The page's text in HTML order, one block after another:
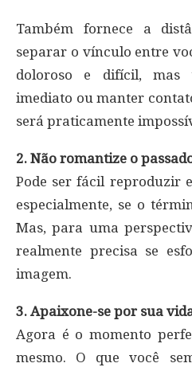
Também fornece a
separar o vínculo entre
doloroso e difícil, mas
imediato ou manter
será praticamente
2. Não romantize o
Pode ser fácil reproduzir
especialmente, se o
Mas, para uma
realmente precisa se
imagem.
3. Apaixone-se por sua
Agora é o momento
mesmo. O que você